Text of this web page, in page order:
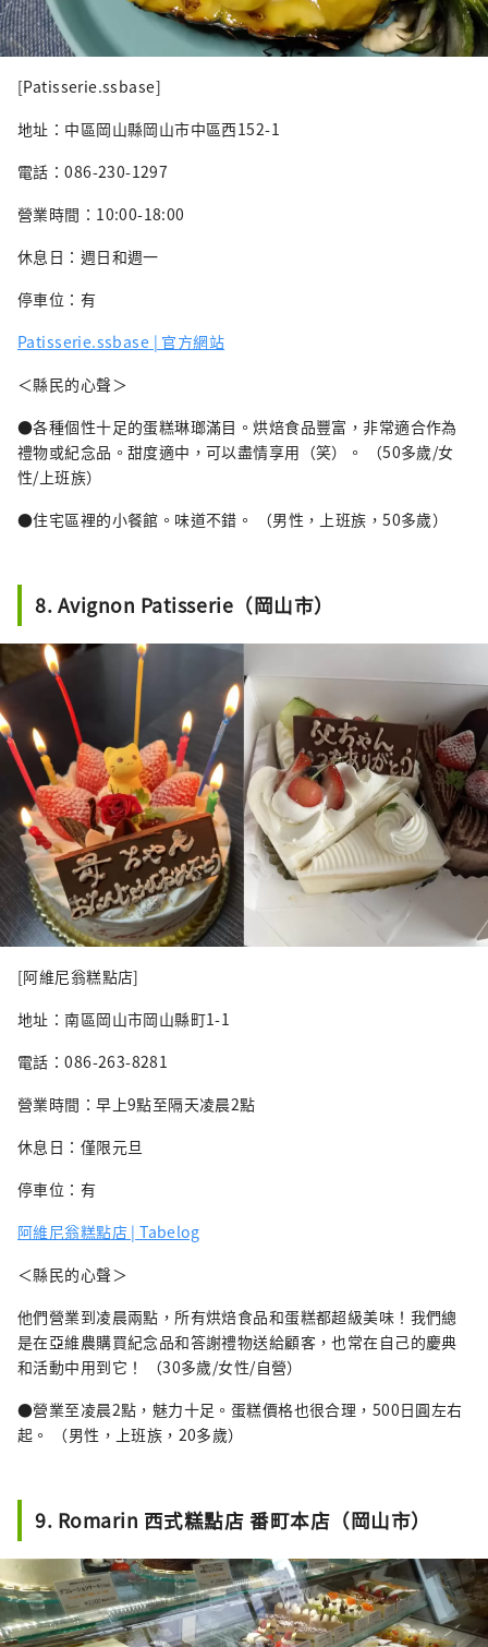
[Patisserie.ssbase]
地址：中區岡山縣岡山市中區西152-1
電話：086-230-1297
營業時間：10:00-18:00
休息日：週日和週一
停車位：有
Patisserie.ssbase | 官方網站
＜縣民的心聲＞
●各種個性十足的蛋糕琳瑯滿目。烘焙食品豐富，非常適合作為
禮物或紀念品。甜度適中，可以盡情享用（笑）。 （50多歲/女
性/上班族）
●住宅區裡的小餐館。味道不錯。 （男性，上班族，50多歲）
8. Avignon Patisserie（岡山市）
[阿維尼翁糕點店]
地址：南區岡山市岡山縣町1-1
電話：086-263-8281
營業時間：早上9點至隔天凌晨2點
休息日：僅限元旦
停車位：有
阿維尼翁糕點店 | Tabelog
＜縣民的心聲＞
他們營業到凌晨兩點，所有烘焙食品和蛋糕都超級美味！我們總
是在亞維農購買紀念品和答謝禮物送給顧客，也常在自己的慶典
和活動中用到它！ （30多歲/女性/自營）
●營業至凌晨2點，魅力十足。蛋糕價格也很合理，500日圓左右
起。 （男性，上班族，20多歲）
9. Romarin 西式糕點店 番町本店（岡山市）